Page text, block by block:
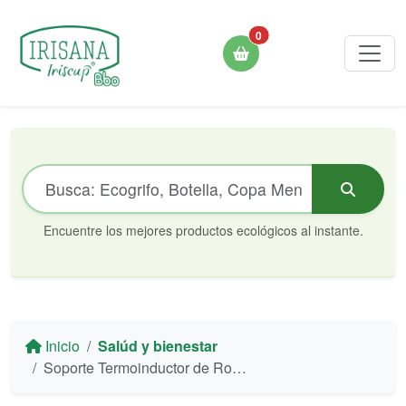
0
Encuentre los mejores productos ecológicos al instante.
Inicio
Salúd y bienestar
Soporte Termoinductor de Rodilla Irisana - Alivio con Turmalina